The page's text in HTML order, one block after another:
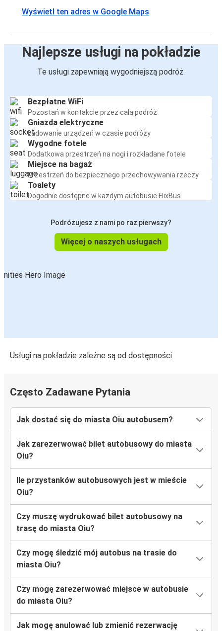
Wyświetl ten adres w Google Maps
Najlepsze usługi na pokładzie
Te usługi zapewniają wygodniejszą podróż:
Bezpłatne WiFi
Pozostań w kontakcie przez całą podróż
Gniazda elektryczne
Ładowanie urządzeń w czasie podróży
Wygodne fotele
Dodatkowa przestrzeń na nogi i rozkładane fotele
Miejsce na bagaż
Przestrzeń do bezpiecznego przechowywania rzeczy
Toalety
Dogodnie dostępne w każdym autobusie FlixBus
Podróżujesz z nami po raz pierwszy?
Więcej o naszych usługach
Usługi na pokładzie zależne są od dostępności
Często Zadawane Pytania
Jak dostać się do miasta Oiu autobusem?
Jak zarezerwować bilet autobusowy do miasta
Oiu?
Ile przystanków autobusowych jest w mieście
Oiu?
Czy muszę wydrukować bilet autobusowy na
trasę do miasta Oiu?
Czy mogę śledzić mój autobus na trasie do
miasta Oiu?
Czy mogę zarezerwować miejsce w autobusie
do miasta Oiu?
Jak mogę anulować lub zmienić rezerwację